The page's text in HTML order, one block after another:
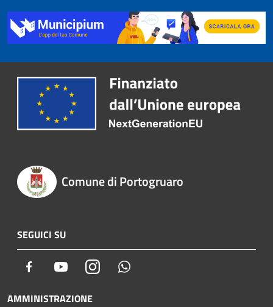
Comune di Portogruaro
SEGUICI SU
Facebook YoutubeInstagram
AMMINISTRAZIONE